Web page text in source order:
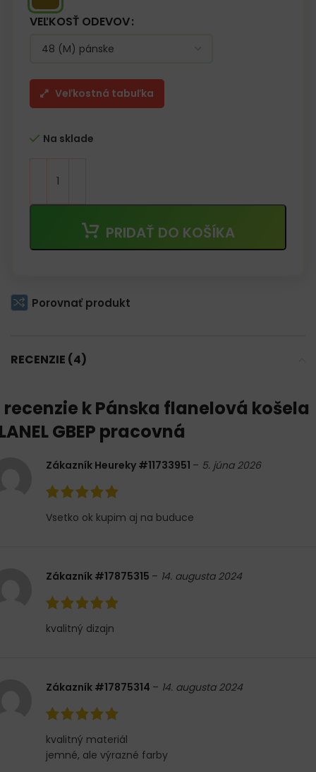
VEĽKOSŤ ODEVOV
Veľkostná tabuľka
Na sklade
PRIDAŤ DO KOŠÍKA
Porovnať produkt
RECENZIE (4)
recenzie kPánska flanelová košela
GBEP pracovná
Zákazník Heureky #11733951 – 5. júna 2026
Vsetko ok kupim aj na buduce
Zákazník #17875315 – 14. augusta 2024
kvalitný dizajn
Zákazník #17875314 – 14. augusta 2024
kvalitný materiál
jemné, ale výrazné farby